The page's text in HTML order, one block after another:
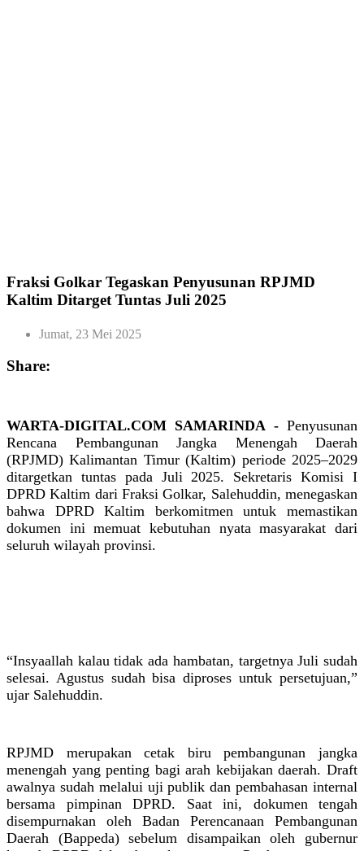
Fraksi Golkar Tegaskan Penyusunan RPJMD
Kaltim Ditarget Tuntas Juli 2025
Jumat, 23 Mei 2025
Share:
WARTA-DIGITAL.COM SAMARINDA -Penyusunan
Rencana Pembangunan Jangka Menengah Daerah
(RPJMD) Kalimantan Timur (Kaltim) periode 2025–2029
ditargetkan tuntas pada Juli 2025. Sekretaris Komisi I
DPRD Kaltim dari Fraksi Golkar, Salehuddin, menegaskan
bahwa DPRD Kaltim berkomitmen untuk memastikan
dokumen ini memuat kebutuhan nyata masyarakat dari
seluruh wilayah provinsi.
“Insyaallah kalau tidak ada hambatan, targetnya Juli sudah
selesai. Agustus sudah bisa diproses untuk persetujuan,”
ujar Salehuddin.
RPJMD merupakan cetak biru pembangunan jangka
menengah yang penting bagi arah kebijakan daerah. Draft
awalnya sudah melalui uji publik dan pembahasan internal
bersama pimpinan DPRD. Saat ini, dokumen tengah
disempurnakan oleh Badan Perencanaan Pembangunan
Daerah (Bappeda) sebelum disampaikan oleh gubernur